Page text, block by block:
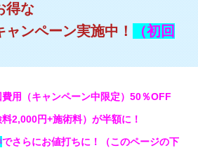
得な
ンペーン実施中！
（初回
用（キャンペーン中限定）50％OFF
2,000円+施術料）が半額に！
でさらにお値打ちに！（このページの下